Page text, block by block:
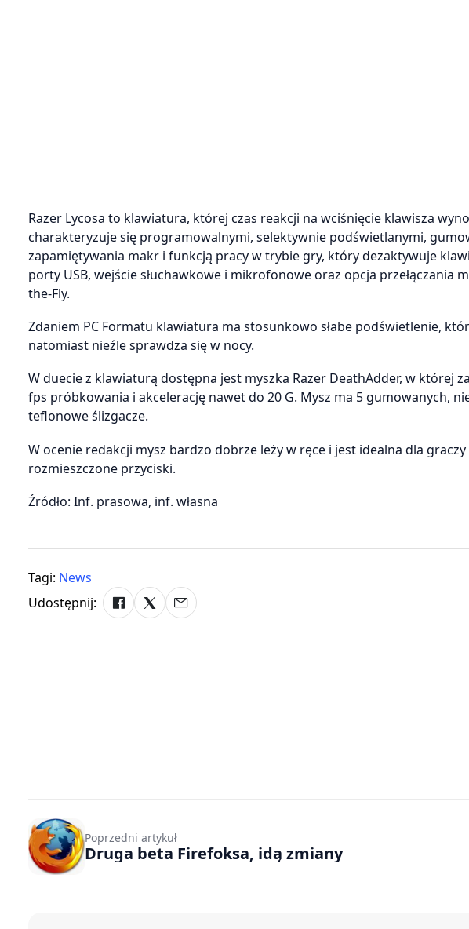
Razer Lycosa to klawiatura, której czas reakcji na wciśnięcie klawisza
charakteryzuje się programowalnymi, selektywnie podświetlanymi,
zapamiętywania makr i funkcją pracy w trybie gry, który dezaktywuje
porty USB, wejście słuchawkowe i mikrofonowe oraz opcja
the-Fly.
Zdaniem PC Formatu klawiatura ma stosunkowo słabe podświetlenie,
natomiast nieźle sprawdza się w nocy.
W duecie z klawiaturą dostępna jest myszka Razer DeathAdder, w której
fps próbkowania i akcelerację nawet do 20 G. Mysz ma 5 gumowanych,
teflonowe ślizgacze.
W ocenie redakcji mysz bardzo dobrze leży w ręce i jest idealna dla
rozmieszczone przyciski.
Źródło: Inf. prasowa, inf. własna
Tagi: News
Udostępnij:
Poprzedni artykuł
Druga beta Firefoksa, idą zmiany